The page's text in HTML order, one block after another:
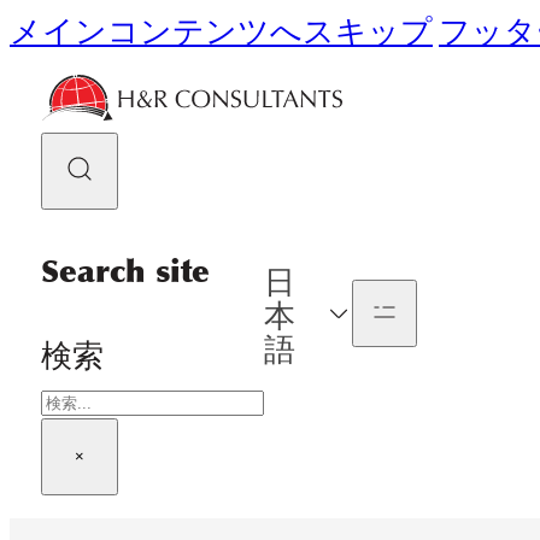
メインコンテンツへスキップ フッ
Search site
検索
×
日
本
語